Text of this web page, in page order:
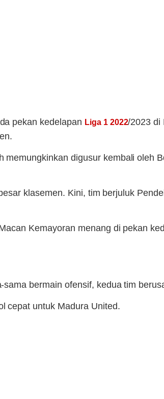
pekan kedelapan Liga 1 2022/2023 di
digusur kembali oleh
klasemen. Kini, tim berjuluk
Kemayoran menang di pekan
bermain ofensif, kedua tim
cepat untuk Madura United.